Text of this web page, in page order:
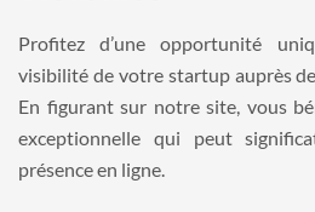
Profitez d’une opportunité
visibilité de votre startup auprès
En figurant sur notre site, vous
exceptionnelle qui peut
présence en ligne.